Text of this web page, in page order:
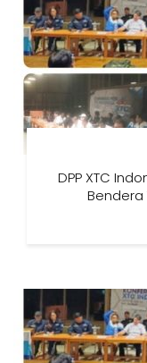
DPP XTC
Bendera